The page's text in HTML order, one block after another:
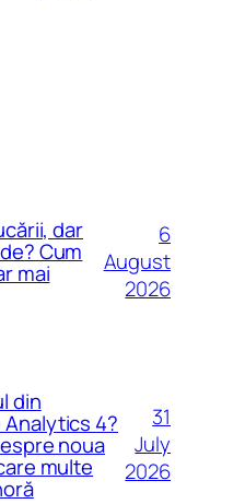
dar
Cum
mai
6
August
2026
din
Analytics 4?
noua
multe
31
July
2026